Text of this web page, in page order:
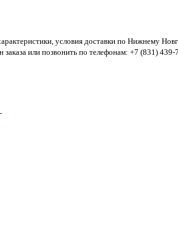
условия доставки по Нижнему
заказа или позвонить по телефонам: +7 (831)